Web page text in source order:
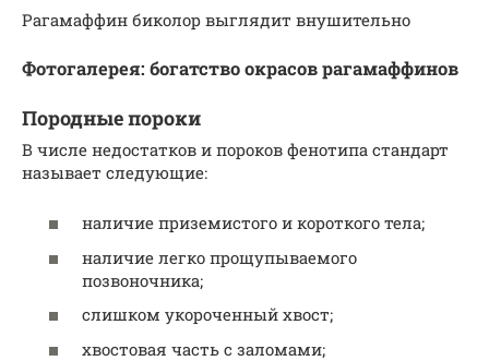
Рагамаффин биколор выглядит внушительно
Фотогалерея: богатство окрасов рагамаффинов
Породные пороки
В числе недостатков и пороков фенотипа стандарт
называет следующие:
наличие приземистого и короткого тела;
наличие легко прощупываемого
позвоночника;
слишком укороченный хвост;
хвостовая часть с заломами;